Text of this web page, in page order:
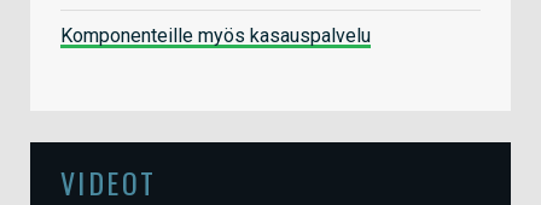
Komponenteille myös kasauspalvelu
VIDEOT